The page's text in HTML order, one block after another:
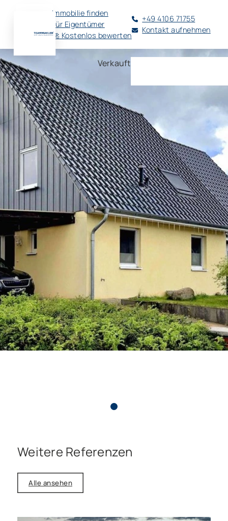
Immobilie finden
Für Eigentümer
🚀 Kostenlos bewerten
+49 4106 71755
Kontakt aufnehmen
Verkauft
Weitere Referenzen
Alle ansehen